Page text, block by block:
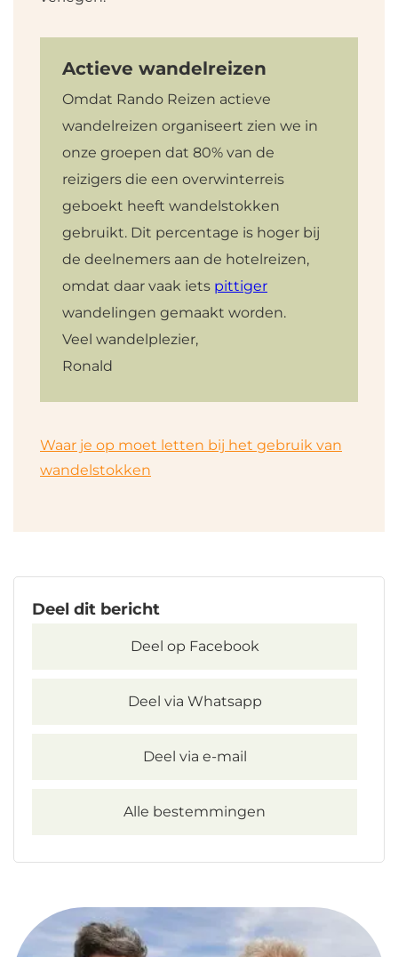
Actieve wandelreizen
Omdat Rando Reizen actieve
wandelreizen organiseert zien we in
onze groepen dat 80% van de
reizigers die een overwinterreis
geboekt heeft wandelstokken
gebruikt. Dit percentage is hoger bij
de deelnemers aan de hotelreizen,
omdat daar vaak iets pittiger
wandelingen gemaakt worden.
Veel wandelplezier,
Ronald
Waar je op moet letten bij het gebruik van
wandelstokken
Deel dit bericht
Deel op Facebook
Deel via Whatsapp
Deel via e-mail
Alle bestemmingen